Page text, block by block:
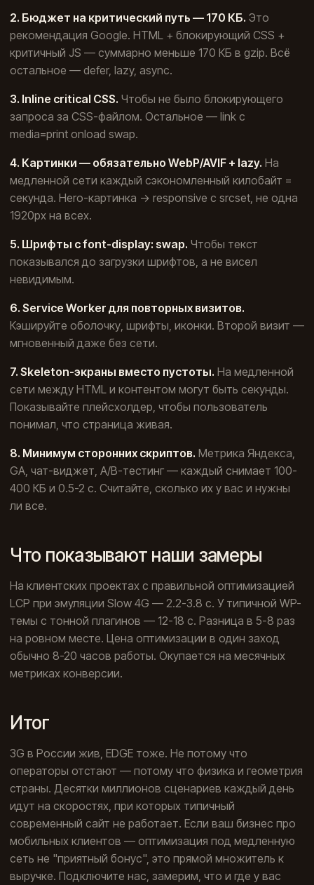
2. Бюджет на критический путь — 170 КБ. Это
рекомендация Google. HTML + блокирующий CSS +
критичный JS — суммарно меньше 170 КБ в gzip. Всё
остальное — defer, lazy, async.
3. Inline critical CSS. Чтобы не было блокирующего
запроса за CSS-файлом. Остальное — link с
media=print onload swap.
4. Картинки — обязательно WebP/AVIF + lazy. На
медленной сети каждый сэкономленный килобайт =
секунда. Hero-картинка → responsive с srcset, не одна
1920px на всех.
5. Шрифты с font-display: swap. Чтобы текст
показывался до загрузки шрифтов, а не висел
невидимым.
6. Service Worker для повторных визитов.
Кэшируйте оболочку, шрифты, иконки. Второй визит —
мгновенный даже без сети.
7. Skeleton-экраны вместо пустоты. На медленной
сети между HTML и контентом могут быть секунды.
Показывайте плейсхолдер, чтобы пользователь
понимал, что страница живая.
8. Минимум сторонних скриптов. Метрика Яндекса,
GA, чат-виджет, А/B-тестинг — каждый снимает 100-
400 КБ и 0.5-2 с. Считайте, сколько их у вас и нужны
ли все.
Что показывают наши замеры
На клиентских проектах с правильной оптимизацией
LCP при эмуляции Slow 4G — 2.2-3.8 с. У типичной WP-
темы с тонной плагинов — 12-18 с. Разница в 5-8 раз
на ровном месте. Цена оптимизации в один заход
обычно 8-20 часов работы. Окупается на месячных
метриках конверсии.
Итог
3G в России жив, EDGE тоже. Не потому что
операторы отстают — потому что физика и геометрия
страны. Десятки миллионов сценариев каждый день
идут на скоростях, при которых типичный
современный сайт не работает. Если ваш бизнес про
мобильных клиентов — оптимизация под медленную
сеть не "приятный бонус", это прямой множитель к
выручке. Подключите нас, замерим, что и где у вас